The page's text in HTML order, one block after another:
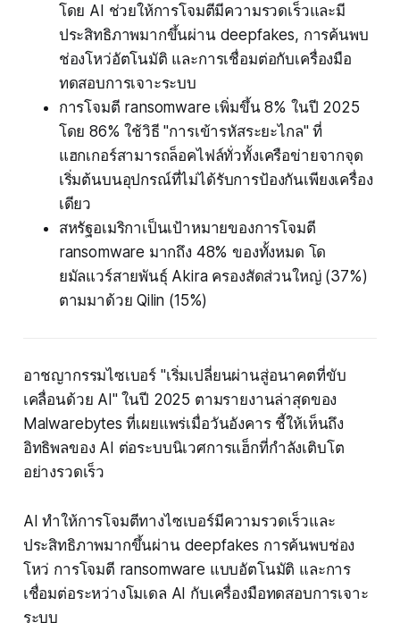
โดย AI ช่วยให้การโจมตีมีความรวดเร็วและมี
ประสิทธิภาพมากขึ้นผ่าน deepfakes, การค้นพบ
ช่องโหว่อัตโนมัติ และการเชื่อมต่อกับเครื่องมือ
ทดสอบการเจาะระบบ
การโจมตี ransomware เพิ่มขึ้น 8% ในปี 2025
โดย 86% ใช้วิธี "การเข้ารหัสระยะไกล" ที่
แฮกเกอร์สามารถล็อคไฟล์ทั่วทั้งเครือข่ายจากจุด
เริ่มต้นบนอุปกรณ์ที่ไม่ได้รับการป้องกันเพียงเครื่อง
เดียว
สหรัฐอเมริกาเป็นเป้าหมายของการโจมตี
ransomware มากถึง 48% ของทั้งหมด โด
ยมัลแวร์สายพันธุ์ Akira ครองสัดส่วนใหญ่ (37%)
ตามมาด้วย Qilin (15%)
อาชญากรรมไซเบอร์ "เริ่มเปลี่ยนผ่านสู่อนาคตที่ขับ
เคลื่อนด้วย AI" ในปี 2025 ตามรายงานล่าสุดของ
Malwarebytes ที่เผยแพร่เมื่อวันอังคาร ชี้ให้เห็นถึง
อิทธิพลของ AI ต่อระบบนิเวศการแฮ็กที่กำลังเติบโต
อย่างรวดเร็ว
AI ทำให้การโจมตีทางไซเบอร์มีความรวดเร็วและ
ประสิทธิภาพมากขึ้นผ่าน deepfakes การค้นพบช่อง
โหว่ การโจมตี ransomware แบบอัตโนมัติ และการ
เชื่อมต่อระหว่างโมเดล AI กับเครื่องมือทดสอบการเจาะ
ระบบ